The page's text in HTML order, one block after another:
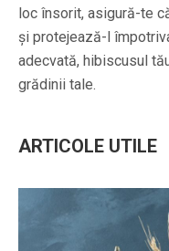
loc însorit, asigură-te
și protejează-l
adecvată, hibiscusul
grădinii tale.
ARTICOLE UTILE